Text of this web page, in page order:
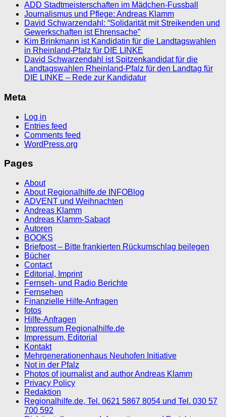
ADD Stadtmeisterschaften im Mädchen-Fussball
Journalismus und Pflege: Andreas Klamm
David Schwarzendahl: “Solidarität mit Streikenden und
Gewerkschaften ist Ehrensache”
Kim Brinkmann ist Kandidatin für die Landtagswahlen
in Rheinland-Pfalz für DIE LINKE
David Schwarzendahl ist Spitzenkandidat für die
Landtagswahlen Rheinland-Pfalz für den Landtag für
DIE LINKE – Rede zur Kandidatur
Meta
Log in
Entries feed
Comments feed
WordPress.org
Pages
About
About Regionalhilfe.de INFOBlog
ADVENT und Weihnachten
Andreas Klamm
Andreas Klamm-Sabaot
Autoren
BOOKS
Briefpost – Bitte frankierten Rückumschlag beilegen
Bücher
Contact
Editorial, Imprint
Fernseh- und Radio Berichte
Fernsehen
Finanzielle Hilfe-Anfragen
fotos
Hilfe-Anfragen
Impressum Regionalhilfe.de
Impressum, Editorial
Kontakt
Mehrgenerationenhaus Neuhofen Initiative
Not in der Pfalz
Photos of journalist and author Andreas Klamm
Privacy Policy
Redaktion
Regionalhilfe.de, Tel. 0621 5867 8054 und Tel. 030 57
700 592